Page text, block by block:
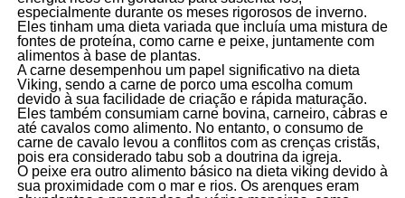
especialmente durante os meses rigorosos de inverno.
Eles tinham uma dieta variada que incluía uma mistura de
fontes de proteína, como carne e peixe, juntamente com
alimentos à base de plantas.
A carne desempenhou um papel significativo na dieta
Viking, sendo a carne de porco uma escolha comum
devido à sua facilidade de criação e rápida maturação.
Eles também consumiam carne bovina, carneiro, cabras e
até cavalos como alimento. No entanto, o consumo de
carne de cavalo levou a conflitos com as crenças cristãs,
pois era considerado tabu sob a doutrina da igreja.
O peixe era outro alimento básico na dieta viking devido à
sua proximidade com o mar e rios. Os arenques eram